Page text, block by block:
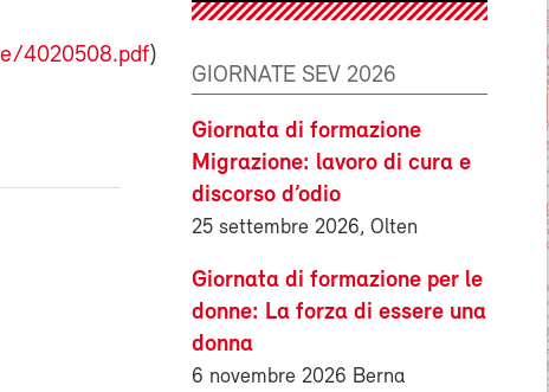
4020508.pdf)
GIORNATE SEV 2026
Giornata di formazione
Migrazione: lavoro di cura e
discorso d’odio
25 settembre 2026, Olten
Giornata di formazione per le
donne: La forza di essere una
donna
6 novembre 2026 Berna